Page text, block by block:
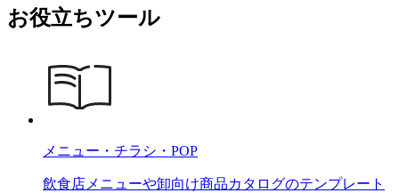
お役立ちツール
メニュー・チラシ・POP
飲食店メニューや卸向け商品カタログのテンプレート